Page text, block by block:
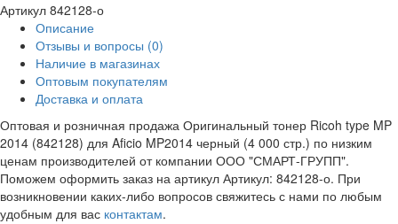
Артикул 842128-о
Описание
Отзывы и вопросы (0)
Наличие в магазинах
Оптовым покупателям
Доставка и оплата
Оптовая и розничная продажа Оригинальный тонер Ricoh type MP
2014 (842128) для Aficio MP2014 черный (4 000 стр.) по низким
ценам производителей от компании ООО "СМАРТ-ГРУПП".
Поможем оформить заказ на артикул Артикул: 842128-о. При
возникновении каких-либо вопросов свяжитесь с нами по любым
удобным для вас контактам.